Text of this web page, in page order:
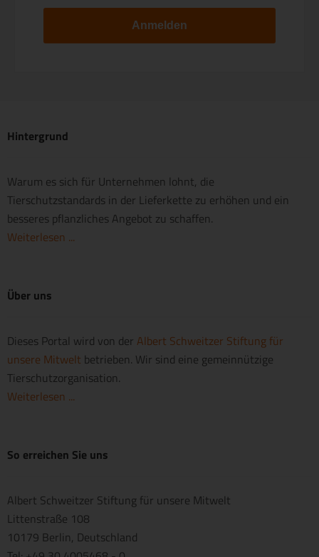
Anmelden
Hintergrund
Warum es sich für Unternehmen lohnt, die
Tierschutzstandards in der Lieferkette zu erhöhen und ein
besseres pflanzliches Angebot zu schaffen.
Weiterlesen ...
Über uns
Dieses Portal wird von der Albert Schweitzer Stiftung für
unsere Mitwelt betrieben. Wir sind eine gemeinnützige
Tierschutzorganisation.
Weiterlesen ...
So erreichen Sie uns
Albert Schweitzer Stiftung für unsere Mitwelt
Littenstraße 108
10179 Berlin, Deutschland